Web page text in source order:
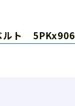
ルト 5PKx906